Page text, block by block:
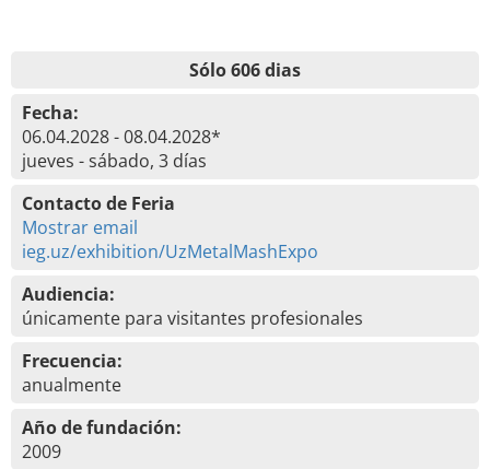
Sólo 606 dias
Fecha:
06.04.2028 - 08.04.2028*
jueves - sábado, 3 días
Contacto de Feria
Mostrar email
ieg.uz/exhibition/UzMetalMashExpo
Audiencia:
únicamente para visitantes profesionales
Frecuencia:
anualmente
Año de fundación:
2009